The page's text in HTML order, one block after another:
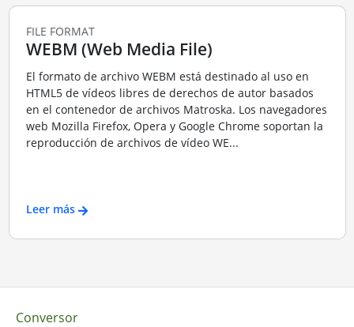
FILE FORMAT
WEBM (Web Media File)
El formato de archivo WEBM está destinado al uso en
HTML5 de vídeos libres de derechos de autor basados
en el contenedor de archivos Matroska. Los navegadores
web Mozilla Firefox, Opera y Google Chrome soportan la
reproducción de archivos de vídeo WE...
Leer más
Conversor